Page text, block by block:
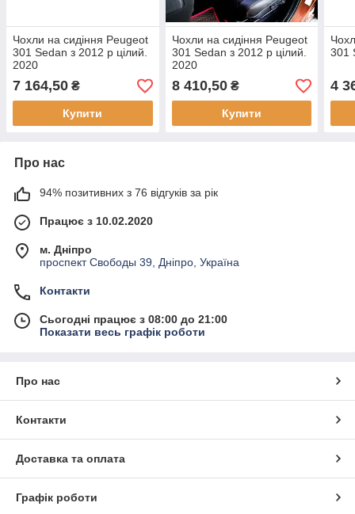
Чохли на сидіння Peugeot
301 Sedan з 2012 р цілий.
2020
7 164,50 ₴
Купити
Чохли на сидіння Peugeot
301 Sedan з 2012 р цілий.
2020
8 410,50₴
Купити
301
4
Про нас
94% позитивних з 76 відгуків за рік
Працює з 10.02.2020
м. Дніпро
проспект Свободы 39, Дніпро, Україна
Контакти
Сьогодні працює з 08:00 до 21:00
Показати весь графік роботи
Про нас
Контакти
Доставка та оплата
Графік роботи